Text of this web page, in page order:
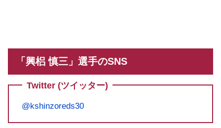
「興梠 慎三」選手のSNS
Twitter (ツイッター)
@kshinzoreds30